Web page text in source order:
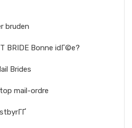
bruden
BRIDE Bonne idГ©e?
Brides
mail-ordre